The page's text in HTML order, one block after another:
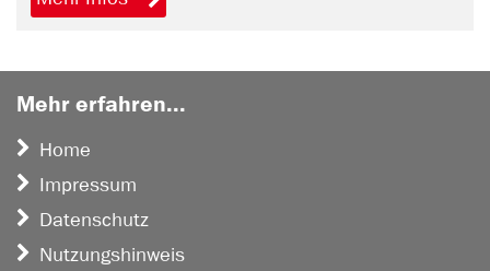
Mehr erfahren...
Home
Impressum
Datenschutz
Nutzungshinweis